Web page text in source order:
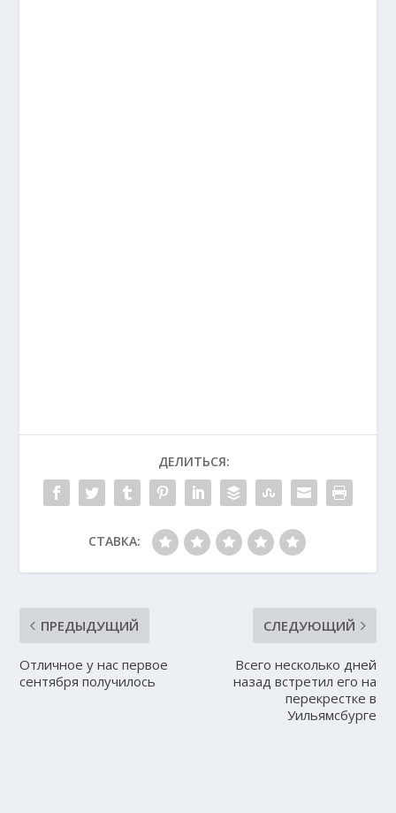
ДЕЛИТЬСЯ:
СТАВКА:
ПРЕДЫДУЩИЙ
Отличное у нас первое
сентября получилось
СЛЕДУЮЩИЙ
Всего несколько дней
назад встретил его на
перекрестке в
Уильямсбурге